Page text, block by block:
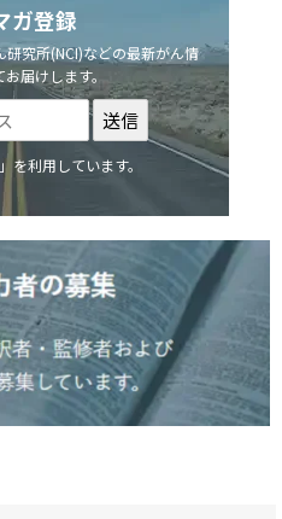
ガ登録
究所(NCI)などの最新がん情
届けします。
を利用しています。